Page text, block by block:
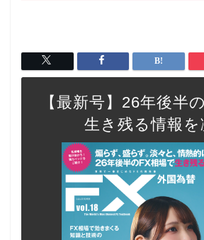
【最新号】26年後半
生き残る情報を